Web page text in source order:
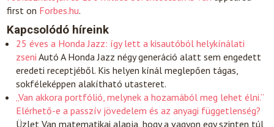
first on Forbes.hu.
Kapcsolódó híreink
25 éves a Honda Jazz: így lett a kisautóból helykínálati
zseni Autó A Honda Jazz négy generáció alatt sem engedett
eredeti receptjéből. Kis helyen kínál meglepően tágas,
sokféleképpen alakítható utasteret.
„Van akkora portfólió, melynek a hozamából meg lehet élni.”
Elérhető-e a passzív jövedelem és az anyagi függetlenség?
Üzlet Van matematikai alapja, hogy a vagyon egy szinten túl